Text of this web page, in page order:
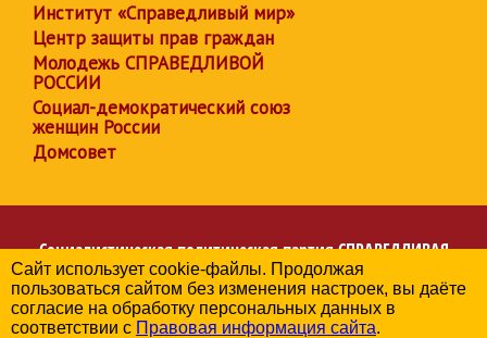
Институт «Справедливый мир»
Центр защиты прав граждан
Молодежь СПРАВЕДЛИВОЙ
РОССИИ
Социал-демократический союз
женщин России
Домсовет
Социалистическая политическая партияСПРАВЕДЛИВАЯ
РОССИЯ
Региональное отделение партии в Забайкальском крае
© 2006-2026
Сайт использует cookie-файлы. Продолжая
пользоваться сайтом без изменения настроек, вы даёте
согласие на обработку персональных данных в
соответствии с Правовая информация сайта.